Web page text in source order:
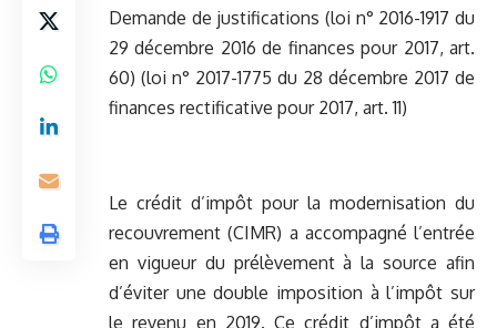
Demande de justifications (loi n° 2016-1917 du
29 décembre 2016 de finances pour 2017, art.
60) (loi n° 2017-1775 du 28 décembre 2017 de
finances rectificative pour 2017, art. 11)
Le crédit d’impôt pour la modernisation du
recouvrement (CIMR) a accompagné l’entrée
en vigueur du prélèvement à la source afin
d’éviter une double imposition à l’impôt sur
le revenu en 2019. Ce crédit d’impôt a été